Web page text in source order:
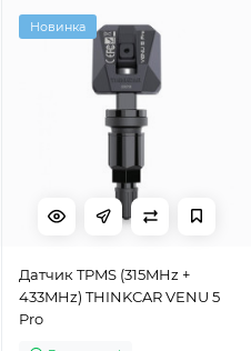
Новинка
Датчик TPMS (315MHz +
433MHz) THINKCAR VENU 5
Pro